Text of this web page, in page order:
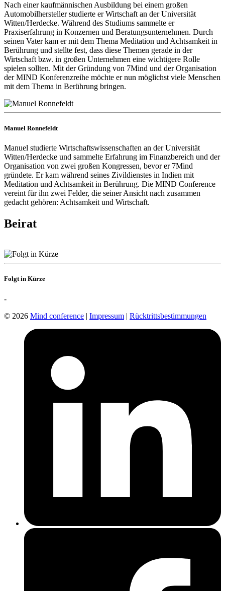
Nach einer kaufmännischen Ausbildung bei einem großen
Automobilhersteller studierte er Wirtschaft an der Universität
Witten/Herdecke. Während des Studiums sammelte er
Praxiserfahrung in Konzernen und Beratungsunternehmen. Durch
seinen Vater kam er mit dem Thema Meditation und Achtsamkeit in
Berührung und stellte fest, dass diese Themen gerade in der
Wirtschaft bzw. in großen Unternehmen eine wichtigere Rolle
spielen sollten. Mit der Gründung von 7Mind und der Organisation
der MIND Konferenzreihe möchte er nun möglichst viele Menschen
mit dem Thema in Berührung bringen.
Manuel Ronnefeldt
Manuel studierte Wirtschaftswissenschaften an der Universität
Witten/Herdecke und sammelte Erfahrung im Finanzbereich und der
Organisation von zwei großen Kongressen, bevor er 7Mind
gründete. Er kam während seines Zivildienstes in Indien mit
Meditation und Achtsamkeit in Berührung. Die MIND Conference
vereint für ihn zwei Felder, die seiner Ansicht nach zusammen
gedacht gehören: Achtsamkeit und Wirtschaft.
Beirat
Folgt in Kürze
-
© 2026 Mind conference | Impressum | Rücktrittsbestimmungen